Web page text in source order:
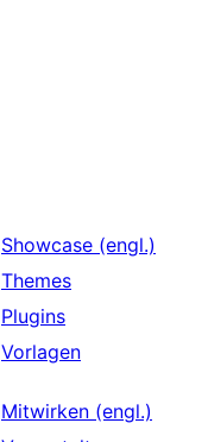
Showcase (engl.)
Themes
Plugins
Vorlagen
Mitwirken (engl.)